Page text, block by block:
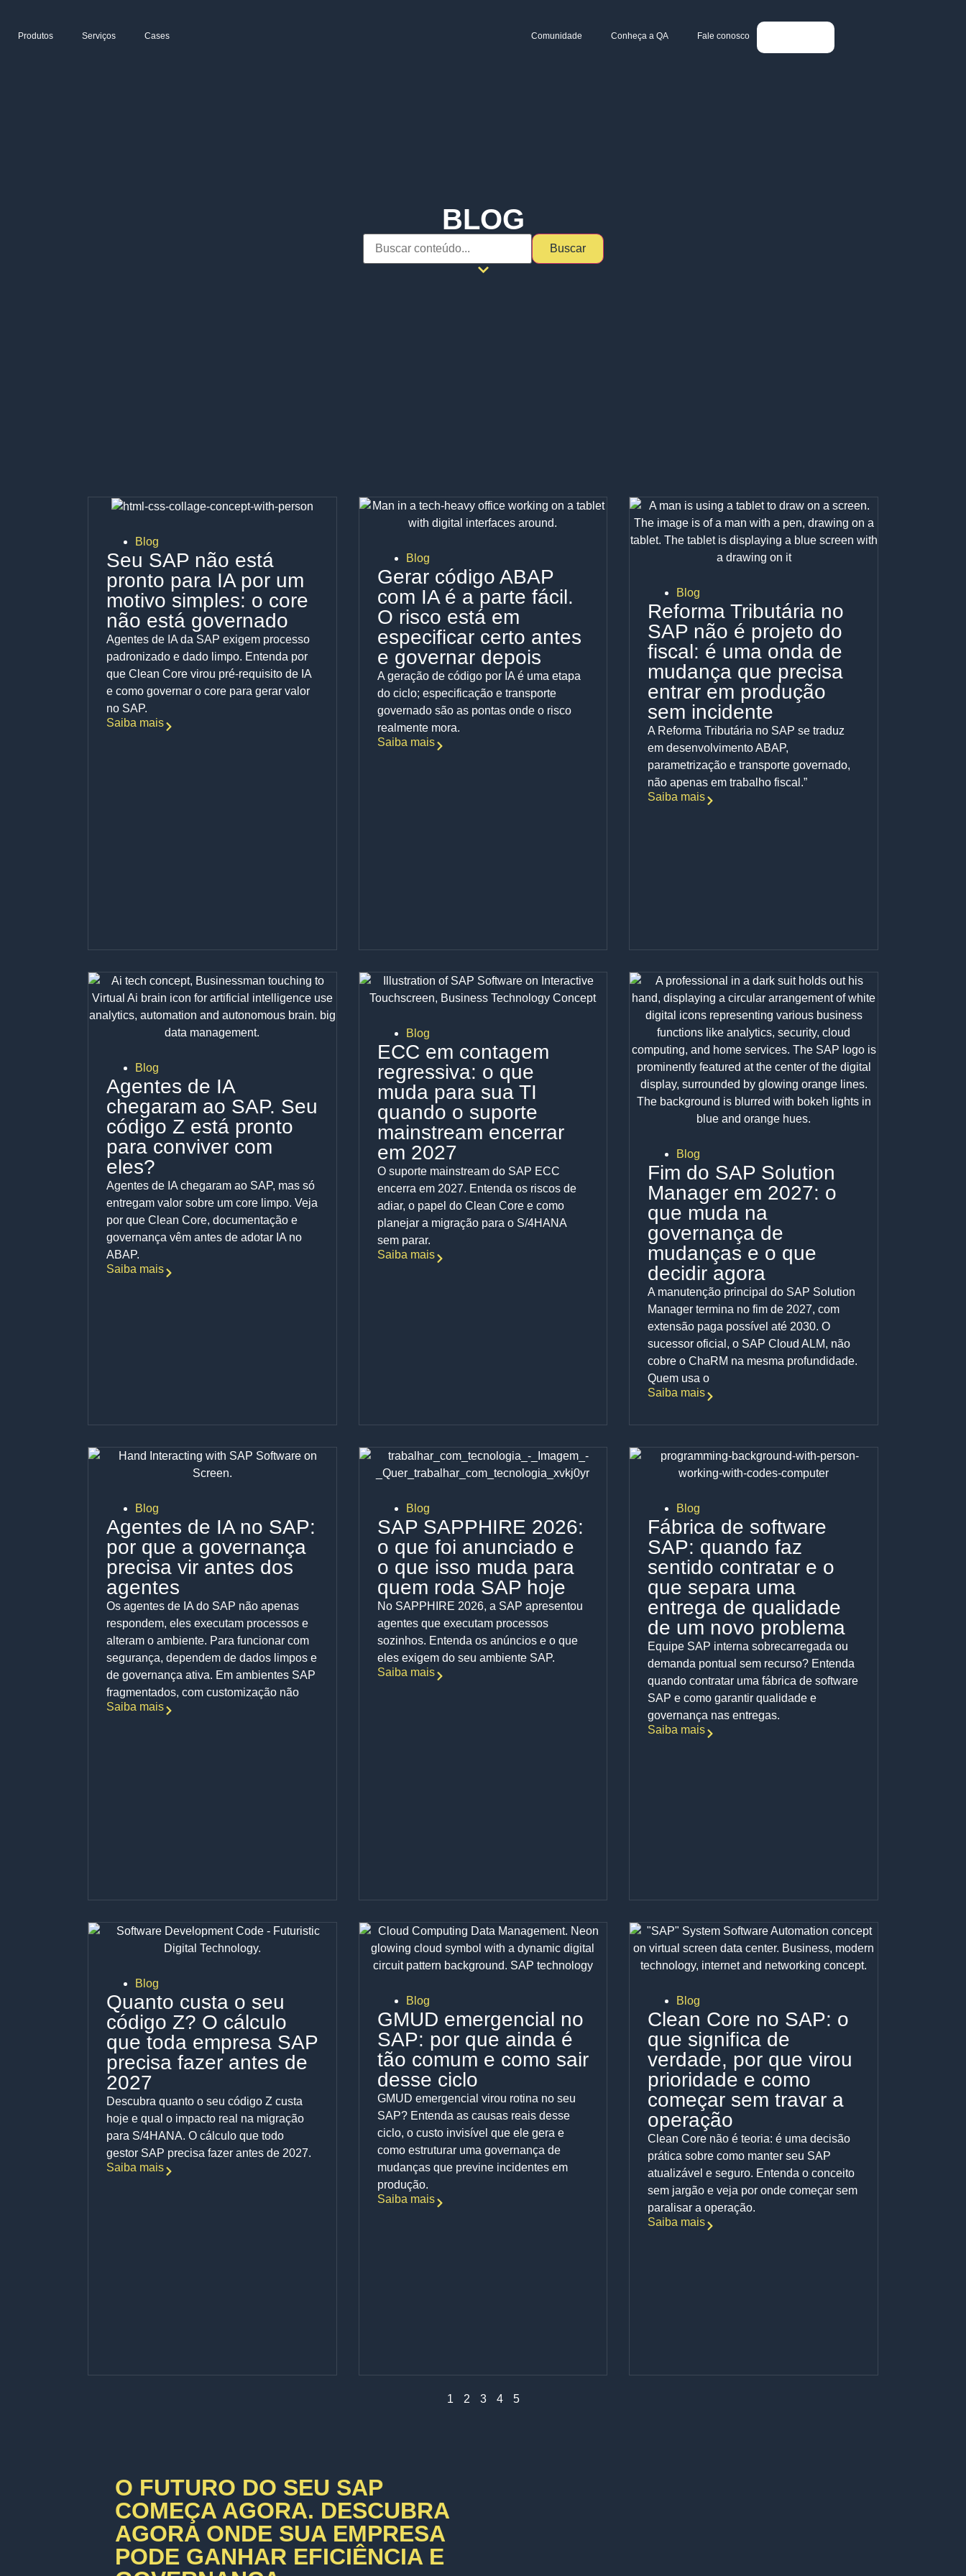
Produtos Serviços Cases Comunidade Conheça a QA Fale conosco
BLOG
Buscar
Blog
Seu SAP não está
pronto para IA por um
motivo simples: o core
não está governado
Agentes de IA da SAP exigem processo
padronizado e dado limpo. Entenda por
que Clean Core virou pré-requisito de IA
e como governar o core para gerar valor
no SAP.
Saiba mais
Blog
Gerar código ABAP
com IA é a parte fácil.
O risco está em
especificar certo antes
e governar depois
A geração de código por IA é uma etapa
do ciclo; especificação e transporte
governado são as pontas onde o risco
realmente mora.
Saiba mais
Blog
Reforma Tributária no
SAP não é projeto do
fiscal: é uma onda de
mudança que precisa
entrar em produção
sem incidente
A Reforma Tributária no SAP se traduz
em desenvolvimento ABAP,
parametrização e transporte governado,
não apenas em trabalho fiscal.”
Saiba mais
Blog
Agentes de IA
chegaram ao SAP. Seu
código Z está pronto
para conviver com
eles?
Agentes de IA chegaram ao SAP, mas só
entregam valor sobre um core limpo. Veja
por que Clean Core, documentação e
governança vêm antes de adotar IA no
ABAP.
Saiba mais
Blog
ECC em contagem
regressiva: o que
muda para sua TI
quando o suporte
mainstream encerrar
em 2027
O suporte mainstream do SAP ECC
encerra em 2027. Entenda os riscos de
adiar, o papel do Clean Core e como
planejar a migração para o S/4HANA
sem parar.
Saiba mais
Blog
Fim do SAP Solution
Manager em 2027: o
que muda na
governança de
mudanças e o que
decidir agora
A manutenção principal do SAP Solution
Manager termina no fim de 2027, com
extensão paga possível até 2030. O
sucessor oficial, o SAP Cloud ALM, não
cobre o ChaRM na mesma profundidade.
Quem usa o
Saiba mais
Blog
Agentes de IA no SAP:
por que a governança
precisa vir antes dos
agentes
Os agentes de IA do SAP não apenas
respondem, eles executam processos e
alteram o ambiente. Para funcionar com
segurança, dependem de dados limpos e
de governança ativa. Em ambientes SAP
fragmentados, com customização não
Saiba mais
Blog
SAP SAPPHIRE 2026:
o que foi anunciado e
o que isso muda para
quem roda SAP hoje
No SAPPHIRE 2026, a SAP apresentou
agentes que executam processos
sozinhos. Entenda os anúncios e o que
eles exigem do seu ambiente SAP.
Saiba mais
Blog
Fábrica de software
SAP: quando faz
sentido contratar e o
que separa uma
entrega de qualidade
de um novo problema
Equipe SAP interna sobrecarregada ou
demanda pontual sem recurso? Entenda
quando contratar uma fábrica de software
SAP e como garantir qualidade e
governança nas entregas.
Saiba mais
Blog
Quanto custa o seu
código Z? O cálculo
que toda empresa SAP
precisa fazer antes de
2027
Descubra quanto o seu código Z custa
hoje e qual o impacto real na migração
para S/4HANA. O cálculo que todo
gestor SAP precisa fazer antes de 2027.
Saiba mais
Blog
GMUD emergencial no
SAP: por que ainda é
tão comum e como sair
desse ciclo
GMUD emergencial virou rotina no seu
SAP? Entenda as causas reais desse
ciclo, o custo invisível que ele gera e
como estruturar uma governança de
mudanças que previne incidentes em
produção.
Saiba mais
Blog
Clean Core no SAP: o
que significa de
verdade, por que virou
prioridade e como
começar sem travar a
operação
Clean Core não é teoria: é uma decisão
prática sobre como manter seu SAP
atualizável e seguro. Entenda o conceito
sem jargão e veja por onde começar sem
paralisar a operação.
Saiba mais
1 2 3 4 5
O FUTURO DO SEU SAP
COMEÇA AGORA. DESCUBRA
AGORA ONDE SUA EMPRESA
PODE GANHAR EFICIÊNCIA E